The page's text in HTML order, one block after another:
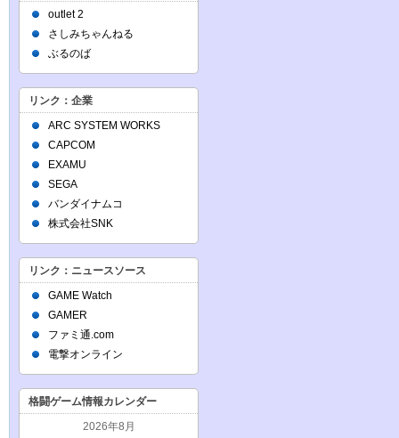
outlet 2
さしみちゃんねる
ぶるのば
リンク：企業
ARC SYSTEM WORKS
CAPCOM
EXAMU
SEGA
バンダイナムコ
株式会社SNK
リンク：ニュースソース
GAME Watch
GAMER
ファミ通.com
電撃オンライン
格闘ゲーム情報カレンダー
2026年8月